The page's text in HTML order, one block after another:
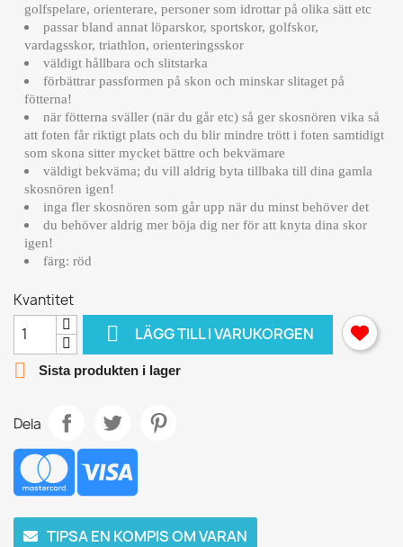
golfspelare, orienterare, personer som idrottar på olika sätt etc
passar bland annat löparskor, sportskor, golfskor,
vardagsskor, triathlon, orienteringsskor
väldigt hållbara och slitstarka
förbättrar passformen på skon och minskar slitaget på
fötterna!
när fötterna sväller (när du går etc) så ger skosnören vika så
att foten får riktigt plats och du blir mindre trött i foten samtidigt
som skona sitter mycket bättre och bekvämare
väldigt bekväma; du vill aldrig byta tillbaka till dina gamla
skosnören igen!
inga fler skosnören som går upp när du minst behöver det
du behöver aldrig mer böja dig ner för att knyta dina skor
igen!
färg: röd
Kvantitet
 LÄGG TILL I VARUKORGEN
 Sista produkten i lager
Dela
TIPSA EN KOMPIS OM VARAN